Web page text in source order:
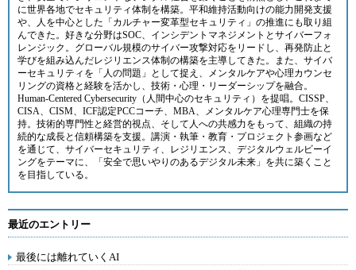
に世界各地でセキュリティ体制を構築。平和維持活動向けの能力開発支援
や、人を中心とした「カルチャー変革型セキュリティ」の推進にも取り組
んできた。好きな分野はSOC、インシデントマネジメントとサイバーフォ
レンジック。グローバル規模のサイバー攻撃対応をリードし、再発防止と
学びを組み込んだレジリエンス体制の構築を主導してきた。また、サイバ
ーセキュリティを「人の問題」として捉え、メンタルケアや心理カウンセ
リングの資格と経験を活かし、技術・心理・リーダーシップを融合。
Human-Centered Cybersecurity（人間中心のセキュリティ）を提唱。CISSP、
CISA、CISM、ICF認定PCCコーチ、MBA、メンタルケア心理専門士を保
持。技術的専門性と経営的視点、そして人への共感力をもって、組織の持
続的な成長と信頼構築を支援。講演・執筆・教育・プロジェクト参画など
を通じて、サイバーセキュリティ、レジリエンス、デジタルウェルビーイ
ングをテーマに、「安全で思いやりのあるデジタル未来」を共に築くこと
を目指している。
最近のエントリー
最後には離れていくAI